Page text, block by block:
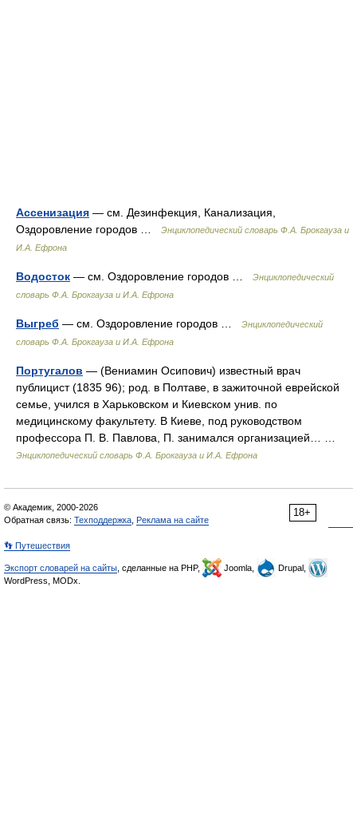
Ассенизация — см. Дезинфекция, Канализация,
Оздоровление городов …
Энциклопедический словарь Ф.А. Брокгауза и
И.А. Ефрона
Водосток — см. Оздоровление городов …
Энциклопедический
словарь Ф.А. Брокгауза и И.А. Ефрона
Выгреб — см. Оздоровление городов …
Энциклопедический
словарь Ф.А. Брокгауза и И.А. Ефрона
Португалов — (Вениамин Осипович) известный врач
публицист (1835 96); род. в Полтаве, в зажиточной еврейской
семье, учился в Харьковском и Киевском унив. по
медицинскому факультету. В Киеве, под руководством
профессора П. В. Павлова, П. занимался организацией… …
Энциклопедический словарь Ф.А. Брокгауза и И.А. Ефрона
18+
© Академик, 2000-2026
Обратная связь: Техподдержка Реклама на сайте
👣 Путешествия
Экспорт словарей на сайты , сделанные на PHP, Joomla,
Drupal,
WordPress, MODx.